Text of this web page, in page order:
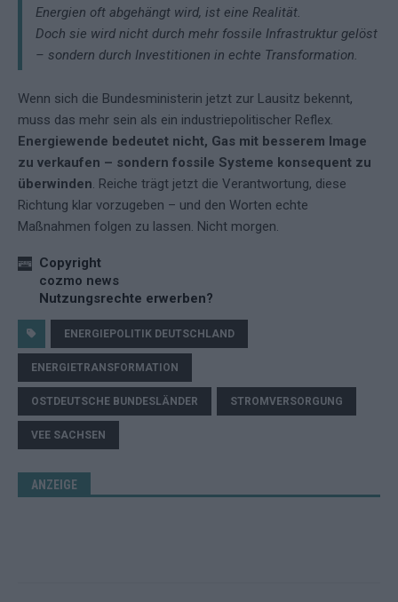
Energien oft abgehängt wird, ist eine Realität.
Doch sie wird nicht durch mehr fossile Infrastruktur gelöst
– sondern durch Investitionen in echte Transformation.
Wenn sich die Bundesministerin jetzt zur Lausitz bekennt,
muss das mehr sein als ein industriepolitischer Reflex.
Energiewende bedeutet nicht, Gas mit besserem Image
zu verkaufen – sondern fossile Systeme konsequent zu
überwinden. Reiche trägt jetzt die Verantwortung, diese
Richtung klar vorzugeben – und den Worten echte
Maßnahmen folgen zu lassen. Nicht morgen.
Copyright
cozmo news
Nutzungsrechte erwerben?
ENERGIEPOLITIK DEUTSCHLAND
ENERGIETRANSFORMATION
OSTDEUTSCHE BUNDESLÄNDER STROMVERSORGUNG
VEE SACHSEN
ANZEIGE